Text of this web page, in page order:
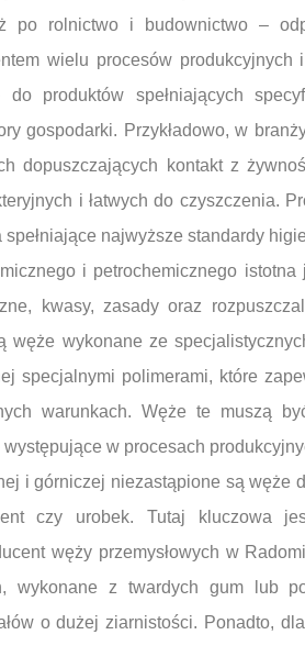
po rolnictwo i budownictwo –
wielu procesów produkcyjnych
do produktów spełniających
gospodarki. Przykładowo, w
dopuszczających kontakt z
i łatwych do czyszczenia.
najwyższe standardy
i petrochemicznego
kwasy, zasady oraz
węże wykonane ze
specjalnymi polimerami, które
warunkach. Węże te muszą
występujące w procesach
i górniczej niezastąpione są węże
czy urobek. Tutaj kluczowa
węży przemysłowych w
wykonane z twardych gum lub
o dużej ziarnistości. Ponadto,